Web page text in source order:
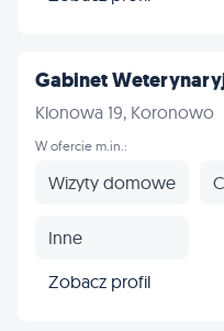
Gabinet
Klonowa 19, Koronowo
W ofercie m.in.:
Wizyty domowe
Inne
Zobacz profil